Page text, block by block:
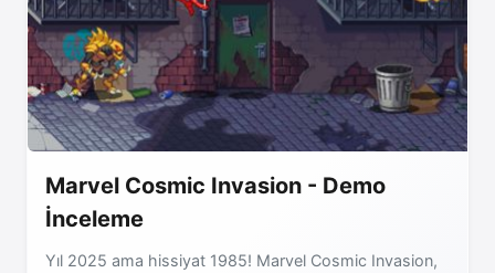
Marvel Cosmic Invasion - Demo
İnceleme
Yıl 2025 ama hissiyat 1985! Marvel Cosmic Invasion,